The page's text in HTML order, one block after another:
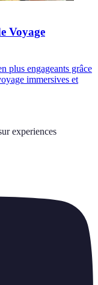
Voyage
plus engageants grâce
immersives et
experiences